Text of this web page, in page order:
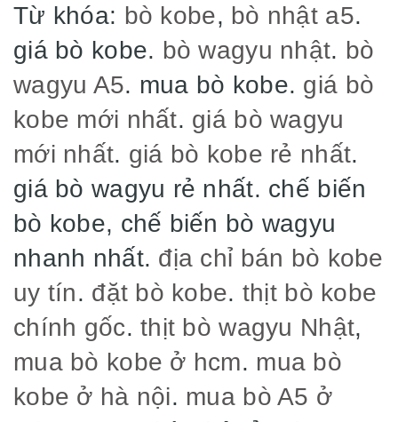
Từ khóa: bò kobe, bò nhật a5.
giá bò kobe. bò wagyu nhật. bò
wagyu A5. mua bò kobe. giá bò
kobe mới nhất. giá bò wagyu
mới nhất. giá bò kobe rẻ nhất.
giá bò wagyu rẻ nhất. chế biến
bò kobe, chế biến bò wagyu
nhanh nhất. địa chỉ bán bò kobe
uy tín. đặt bò kobe. thịt bò kobe
chính gốc.thịt bò wagyu Nhật,
mua bò kobe ở hcm. mua bò
kobe ở hà nội. mua bò A5 ở